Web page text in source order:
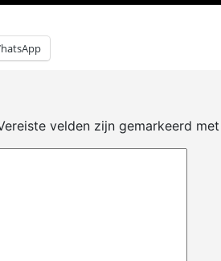
velden zijn gemarkeerd met